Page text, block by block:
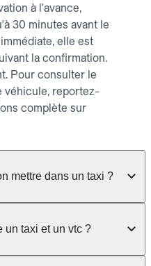
à l'avance,
30 minutes avant le
elle est
la confirmation.
Pour consulter le
véhicule, reportez-
complète sur
mettre dans un taxi ?
jusqu'à 3 bagages
le champ "Message
un taxi et un vtc ?